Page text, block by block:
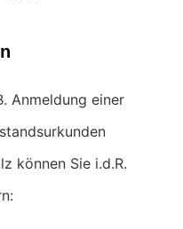
Anmeldung einer
können Sie i.d.R.